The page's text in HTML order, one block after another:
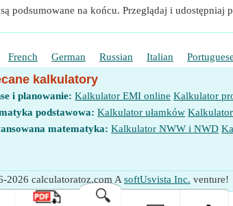
podsumowane na końcu. Przeglądaj i udostępniaj
French German Russian Italian Portuguese
kalkulatory
i planowanie: Kalkulator EMI online Kalkulator
podstawowa: Kalkulator ułamków
matematyka: Kalkulator NWW i NWD
2026 calculatoratoz.com A softUsvista Inc. venture!
🔍